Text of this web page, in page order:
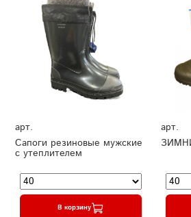
арт.
Сапоги резиновые мужские
с утеплителем
В корзину
арт.